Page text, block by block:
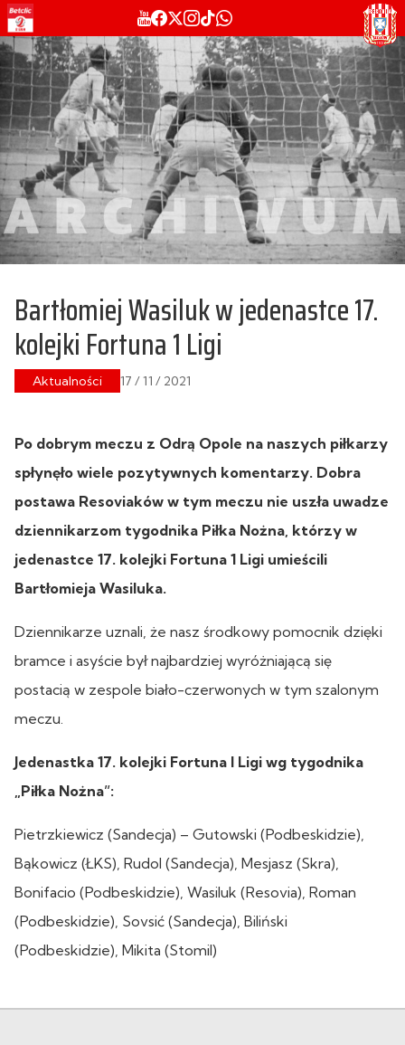
Bartłomiej Wasiluk w jedenastce 17.
kolejki Fortuna 1 Ligi
Aktualności 17 / 11 / 2021
Po dobrym meczu z Odrą Opole na naszych piłkarzy
spłynęło wiele pozytywnych komentarzy. Dobra
postawa Resoviaków w tym meczu nie uszła uwadze
dziennikarzom tygodnika Piłka Nożna, którzy w
jedenastce 17. kolejki Fortuna 1 Ligi umieścili
Bartłomieja Wasiluka.
Dziennikarze uznali, że nasz środkowy pomocnik dzięki
bramce i asyście był najbardziej wyróżniającą się
postacią w zespole biało-czerwonych w tym szalonym
meczu.
Jedenastka 17. kolejki Fortuna I Ligi wg tygodnika
„Piłka Nożna”:
Pietrzkiewicz (Sandecja) – Gutowski (Podbeskidzie),
Bąkowicz (ŁKS), Rudol (Sandecja), Mesjasz (Skra),
Bonifacio (Podbeskidzie), Wasiluk (Resovia), Roman
(Podbeskidzie), Sovsić (Sandecja), Biliński
(Podbeskidzie), Mikita (Stomil)